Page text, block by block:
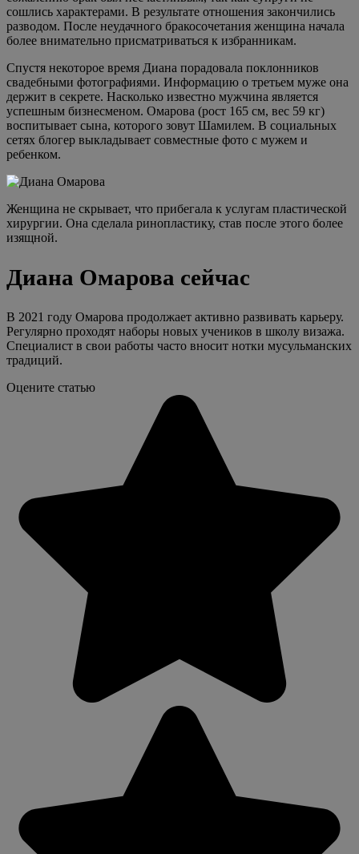
сошлись характерами. В результате отношения закончились
разводом. После неудачного бракосочетания женщина начала
более внимательно присматриваться к избранникам.
Спустя некоторое время Диана порадовала поклонников
свадебными фотографиями. Информацию о третьем муже она
держит в секрете. Насколько известно мужчина является
успешным бизнесменом. Омарова (рост 165 см, вес 59 кг)
воспитывает сына, которого зовут Шамилем. В социальных
сетях блогер выкладывает совместные фото с мужем и
ребенком.
Женщина не скрывает, что прибегала к услугам пластической
хирургии. Она сделала ринопластику, став после этого более
изящной.
Диана Омарова сейчас
В 2021 году Омарова продолжает активно развивать карьеру.
Регулярно проходят наборы новых учеников в школу визажа.
Специалист в свои работы часто вносит нотки мусульманских
традиций.
Оцените статью